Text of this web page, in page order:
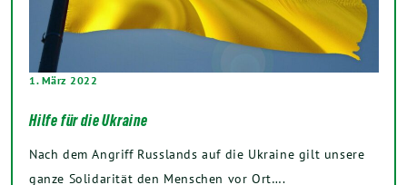
1. März 2022
Hilfe für die Ukraine
Nach dem Angriff Russlands auf die Ukraine gilt unsere
ganze Solidarität den Menschen vor Ort….